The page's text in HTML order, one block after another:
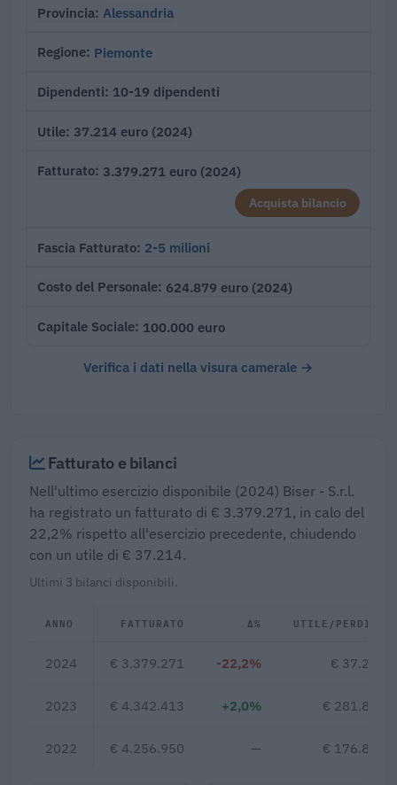
Provincia Alessandria
Regione Piemonte
Dipendenti 10-19 dipendenti
Utile 37.214 euro (2024)
Fatturato 3.379.271 euro (2024)
Acquista bilancio
Fascia Fatturato 2-5 milioni
Costo del Personale 624.879 euro (2024)
Capitale Sociale 100.000 euro
Verifica i dati nella visura camerale →
Fatturato e bilanci
Nell'ultimo esercizio disponibile (2024) Biser - S.r.l.
ha registrato un fatturato di € 3.379.271, in calo del
22,2% rispetto all'esercizio precedente, chiudendo
con un utile di € 37.214.
Ultimi 3 bilanci disponibili.
ANNO FATTURATO Δ% UTILE/PERDITA
2024 € 3.379.271 -22,2% € 37.214
2023 € 4.342.413 +2,0% € 281.811
2022 € 4.256.950 — € 176.879